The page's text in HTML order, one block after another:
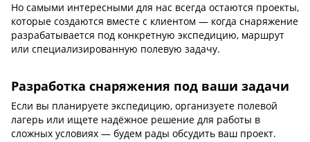
Но самыми интересными для нас всегда остаются проекты,
которые создаются вместе с клиентом — когда снаряжение
разрабатывается под конкретную экспедицию, маршрут
или специализированную полевую задачу.
Разработка снаряжения под ваши задачи
Если вы планируете экспедицию, организуете полевой
лагерь или ищете надёжное решение для работы в
сложных условиях — будем рады обсудить ваш проект.